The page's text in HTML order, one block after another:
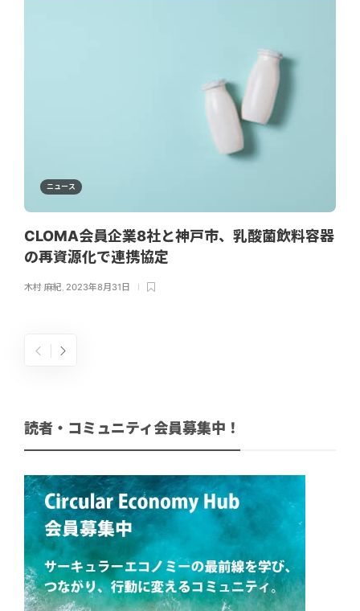
ニュース
CLOMA会員企業8社と神戸市、乳酸菌飲料容器
の再資源化で連携協定
木村 麻紀, 2023年8月31日
読者・コミュニティ会員募集中！